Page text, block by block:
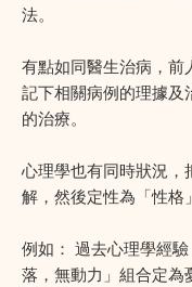
法。
有點如同醫生治病，前
記下相關病例的理據及
的治療。
心理學也有同時狀況，
解，然後定性為「性格
例如： 過去心理學經
落，無動力」組合定為